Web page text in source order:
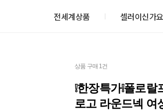
전세계상품 셀러이신가
상품 구매 1건
❕한장특가❕폴로
로고 라운드넥 여